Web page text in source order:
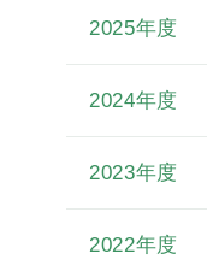
2025年度
2024年度
2023年度
2022年度